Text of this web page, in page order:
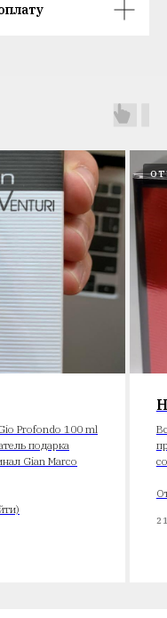
Profondo 100 ml
подарка
Gian Marco